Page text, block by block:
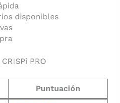
disponibles
PRO
Puntuación